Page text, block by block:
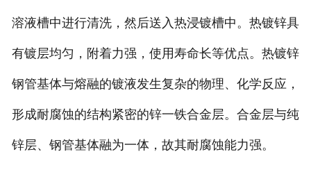
溶液槽中进行清洗，然后送入热浸镀槽中。热镀锌具
有镀层均匀，附着力强，使用寿命长等优点。热镀锌
钢管基体与熔融的镀液发生复杂的物理、化学反应，
形成耐腐蚀的结构紧密的锌一铁合金层。合金层与纯
锌层、钢管基体融为一体，故其耐腐蚀能力强。